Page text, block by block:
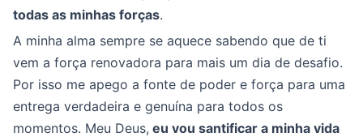
todas as minhas forças.
A minha alma sempre se aquece sabendo que de ti
vem a força renovadora para mais um dia de desafio.
Por isso me apego a fonte de poder e força para uma
entrega verdadeira e genuína para todos os
momentos. Meu Deus, eu vou santificar a minha vida